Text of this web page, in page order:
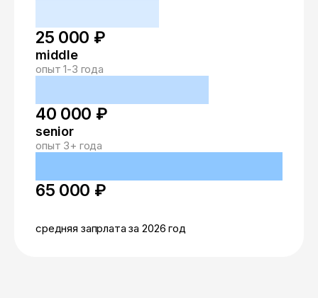
25 000 ₽
middle
опыт 1-3 года
40 000 ₽
senior
опыт 3+ года
65 000 ₽
средняя запрлата за 2026 год